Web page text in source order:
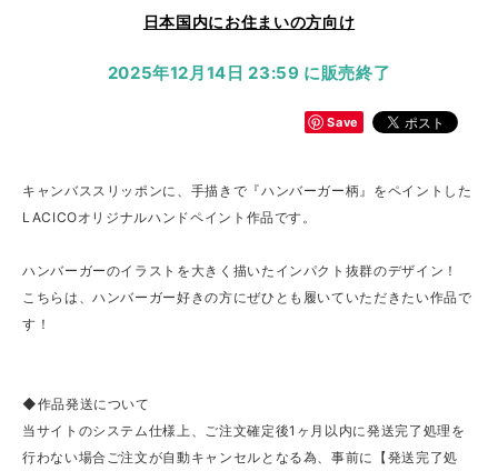
日本国内にお住まいの方向け
2025年12月14日 23:59 に販売終了
Save
キャンバススリッポンに、手描きで『ハンバーガー柄』をペイントした
LACICOオリジナルハンドペイント作品です。
ハンバーガーのイラストを大きく描いたインパクト抜群のデザイン！
こちらは、ハンバーガー好きの方にぜひとも履いていただきたい作品で
す！
◆作品発送について
当サイトのシステム仕様上、ご注文確定後1ヶ月以内に発送完了処理を
行わない場合ご注文が自動キャンセルとなる為、事前に【発送完了処